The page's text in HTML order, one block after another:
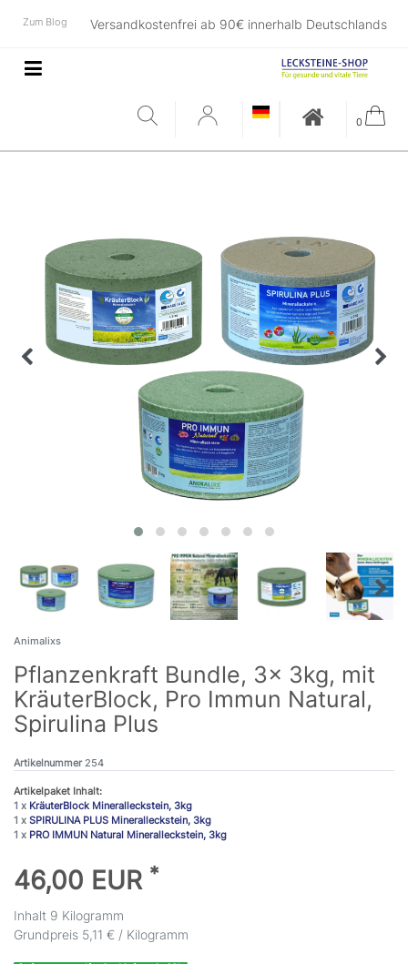
Zum Blog Versandkostenfrei ab 90€ innerhalb Deutschlands
0
Animalixs
Pflanzenkraft Bundle, 3x 3kg, mit
KräuterBlock, Pro Immun Natural,
Spirulina Plus
Artikelnummer254
Artikelpaket Inhalt:
1 x KräuterBlock Mineralleckstein, 3kg
1 x SPIRULINA PLUS Mineralleckstein, 3kg
1 x PRO IMMUN Natural Mineralleckstein, 3kg
46,00 EUR *
Inhalt 9 Kilogramm
Grundpreis 5,11 € / Kilogramm